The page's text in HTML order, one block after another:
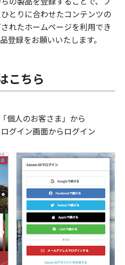
とりに合わせたコンテンツの
れたホームページを利用でき
登録をお願いいたします。
こちら
個人のお客さま」から
グイン画面からログイン